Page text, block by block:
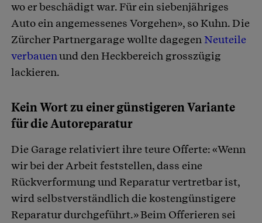
wo er beschädigt war. Für ein siebenjähriges
Auto ein angemessenes Vorgehen», so Kuhn. Die
Zürcher Partnergarage wollte dagegenNeuteile
verbauenund den Heckbereich grosszügig
lackieren.
Kein Wort zu einer günstigeren Variante
für die Autoreparatur
Die Garage relativiert ihre teure Offerte: «Wenn
wir bei der Arbeit feststellen, dass eine
Rückverformung und Reparatur vertretbar ist,
wird selbstverständlich die kostengünstigere
Reparatur durchgeführt.» Beim Offerieren sei